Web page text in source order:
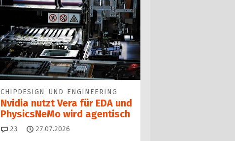
CHIPDESIGN UND ENGINEERING
Nvidia nutzt Vera für EDA und
PhysicsNeMo wird agentisch
23 Kommentare
27.07.2026